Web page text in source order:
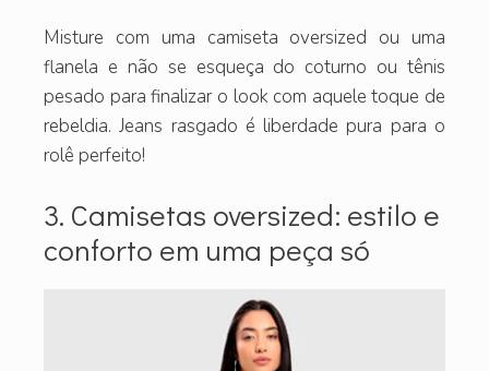
Misture com uma camiseta oversized ou uma
flanela e não se esqueça do coturno ou tênis
pesado para finalizar o look com aquele toque de
rebeldia. Jeans rasgado é liberdade pura para o
rolê perfeito!
3. Camisetas oversized: estilo e
conforto em uma peça só